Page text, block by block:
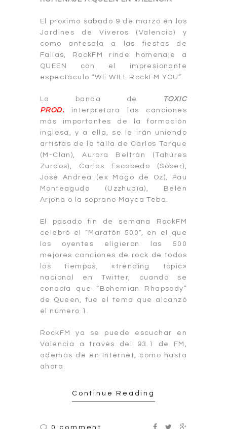
El próximo sábado 9 de marzo en los
Jardines de Viveros (Valencia) y
como antesala a las fiestas de
Fallas, RockFM rinde homenaje a
QUEEN con el impresionante
espectáculo “WE WILL RockFM YOU”.
La banda de
TOXIC
PROD.
interpretará las canciones
más importantes de la formación
inglesa, y a ella, se le irán uniendo
artistas de la talla de Carlos Tarque
(M-Clan), Aurora Beltrán (Tahúres
Zurdos), Carlos Escobedo (Sôber),
José Andrea (ex Mägo de Oz), Pau
Monteagudo (Uzzhuaïa), Belén
Arjona o la soprano Mayca Teba.
El pasado fin de semana RockFM
celebró el “Maratón 500”, en el que
los oyentes eligieron las 500
mejores canciones de rock de todos
los tiempos, «trending topic»
nacional en Twitter, cuando se
conocía que “Bohemian Rhapsody”
de Queen, fue el tema que alcanzó
el número 1.
RockFM ya se puede escuchar en
Valencia a través del 93.1 de FM,
además de en Internet, como hasta
ahora.
Continue Reading